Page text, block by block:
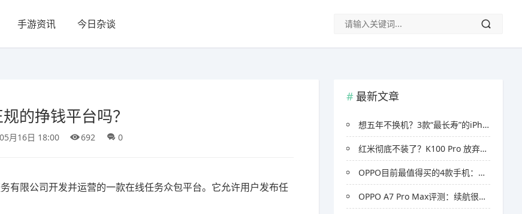
手游资讯 今日杂谈
的挣钱平台吗？
月16日 18:00 692 0
有限公司开发并运营的一款在线任务众包平台。它允许用户发布任
最新文章
想五年不换机？3款“最长寿”的iPhone推荐，可以一步到位
红米彻底不装了？K100 Pro 放弃纯性价比路线，质感配置直接冲旗舰
OPPO目前最值得买的4款手机：价格覆盖1000-3000元，选对少花冤枉钱
OPPO A7 Pro Max评测：续航很强，价格也不贵，但有两个缺点